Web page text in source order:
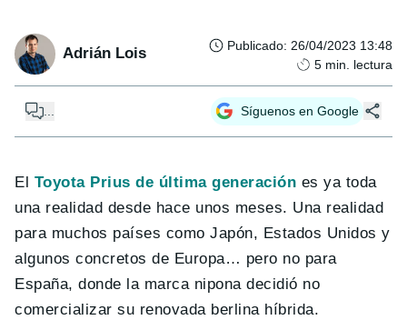
Adrián Lois Publicado: 26/04/2023 13:48
5 min. lectura
Síguenos en Google
El Toyota Prius de última generación es ya toda
una realidad desde hace unos meses. Una realidad
para muchos países como Japón, Estados Unidos y
algunos concretos de Europa… pero no para
España, donde la marca nipona decidió no
comercializar su renovada berlina híbrida.